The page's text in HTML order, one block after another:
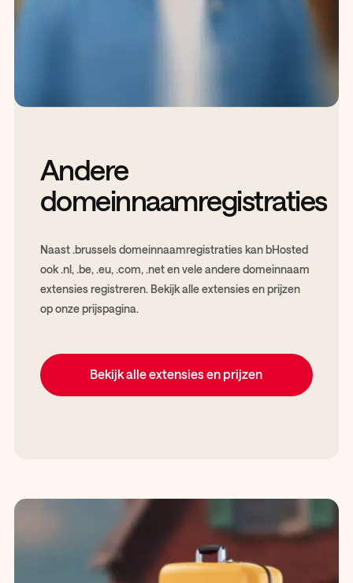
Andere
domeinnaamregistraties
Naast .brussels domeinnaamregistraties kan bHosted
ook .nl, .be, .eu, .com, .net en vele andere domeinnaam
extensies registreren. Bekijk alle extensies en prijzen
op onze prijspagina.
Bekijk alle extensies en prijzen